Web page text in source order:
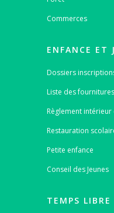
Commerces
ENFANCE ET
Dossiers
Liste des
Règlement
Restauration
Petite enfance
Conseil des Jeunes
TEMPS LIBRE